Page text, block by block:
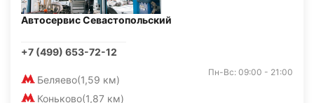
Автосервис Севастопольский
+7 (499) 653-72-12
Беляево(1,59 км)
Коньково(1,87 км)
Пн-Вс: 09:00 - 21:00